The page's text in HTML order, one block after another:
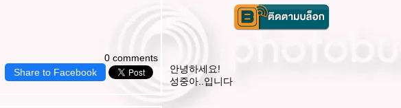
0 comments
Share to Facebook
안녕하세요!
성중아..입니다